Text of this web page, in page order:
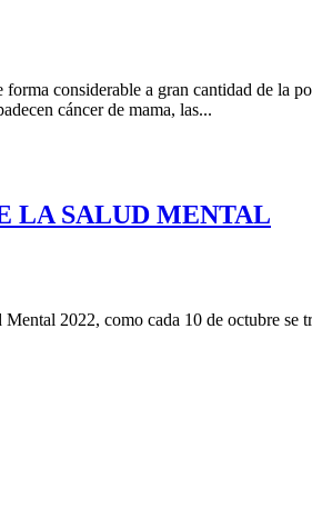
forma considerable a gran cantidad de la
cáncer de mama, las...
LA SALUD MENTAL
2022, como cada 10 de octubre se